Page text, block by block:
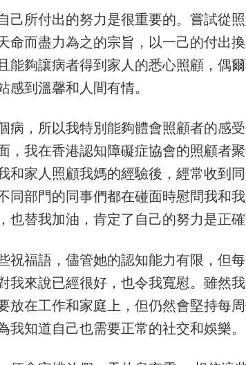
己所付出的努力是很重要的。嘗試從
命而盡力為之的宗旨，以一己的付出
能夠讓病者得到家人的悉心照顧，偶
到溫馨和人間有情。
病，所以我特別能夠體會照顧者的感
，我在香港認知障礙症協會的照顧者
和家人照顧我媽的經驗後，經常收到
同部門的同事們都在碰面時慰問我和
也替我加油，肯定了自己的努力是正確
祝福語，儘管她的認知能力有限，但
我來說已經很好，也令我寬慰。雖然
放在工作和家庭上，但仍然會堅持每
我知道自己也需要正常的社交和娛樂。